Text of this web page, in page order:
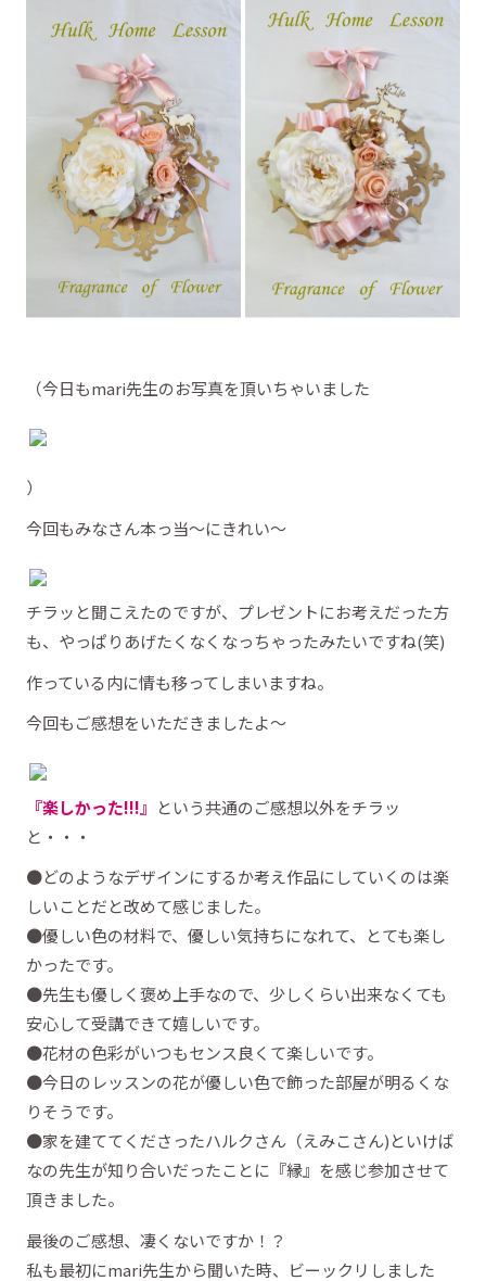
（今日もmari先生のお写真を頂いちゃいました
）
今回もみなさん本っ当～にきれい～
チラッと聞こえたのですが、プレゼントにお考えだった方
も、やっぱりあげたくなくなっちゃったみたいですね(笑)
作っている内に情も移ってしまいますね。
今回もご感想をいただきましたよ～
『楽しかった!!!』 という共通のご感想以外をチラッ
と・・・
●どのようなデザインにするか考え作品にしていくのは楽
しいことだと改めて感じました。
●優しい色の材料で、優しい気持ちになれて、とても楽し
かったです。
●先生も優しく褒め上手なので、少しくらい出来なくても
安心して受講できて嬉しいです。
●花材の色彩がいつもセンス良くて楽しいです。
●今日のレッスンの花が優しい色で飾った部屋が明るくな
りそうです。
●家を建ててくださったハルクさん（えみこさん)といけば
なの先生が知り合いだったことに『縁』を感じ参加させて
頂きました。
最後のご感想、凄くないですか！？
私も最初にmari先生から聞いた時、ビーックリしました